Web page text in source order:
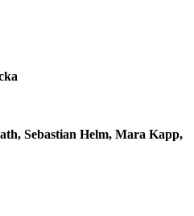
Sebastian Helm, Mara Kapp,